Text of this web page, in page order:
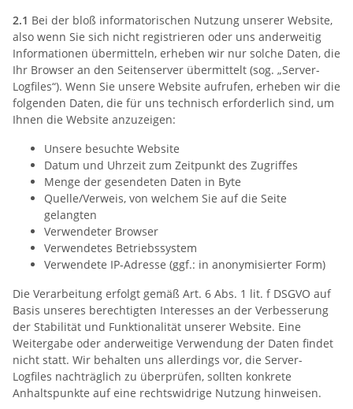
2.1 Bei der bloß informatorischen Nutzung unserer Website,
also wenn Sie sich nicht registrieren oder uns anderweitig
Informationen übermitteln, erheben wir nur solche Daten, die
Ihr Browser an den Seitenserver übermittelt (sog. „Server-
Logfiles“). Wenn Sie unsere Website aufrufen, erheben wir die
folgenden Daten, die für uns technisch erforderlich sind, um
Ihnen die Website anzuzeigen:
Unsere besuchte Website
Datum und Uhrzeit zum Zeitpunkt des Zugriffes
Menge der gesendeten Daten in Byte
Quelle/Verweis, von welchem Sie auf die Seite
gelangten
Verwendeter Browser
Verwendetes Betriebssystem
Verwendete IP-Adresse (ggf.: in anonymisierter Form)
Die Verarbeitung erfolgt gemäß Art. 6 Abs. 1 lit. f DSGVO auf
Basis unseres berechtigten Interesses an der Verbesserung
der Stabilität und Funktionalität unserer Website. Eine
Weitergabe oder anderweitige Verwendung der Daten findet
nicht statt. Wir behalten uns allerdings vor, die Server-
Logfiles nachträglich zu überprüfen, sollten konkrete
Anhaltspunkte auf eine rechtswidrige Nutzung hinweisen.